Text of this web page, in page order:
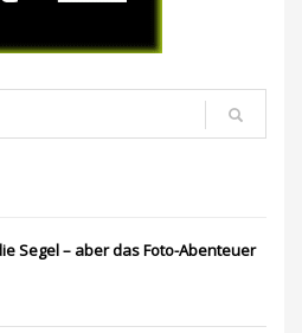
Segel – aber das Foto-Abenteuer